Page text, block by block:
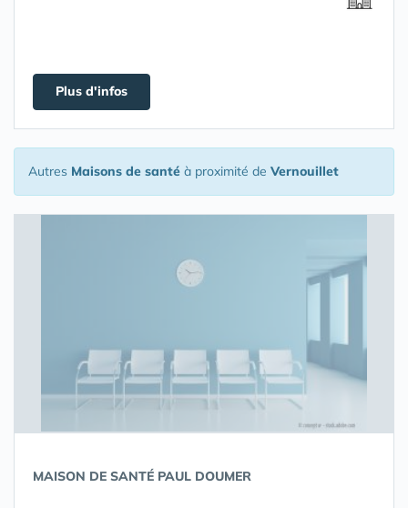
Plus d'infos
Autres Maisons de santé à proximité de Vernouillet
MAISON DE SANTÉ PAUL DOUMER